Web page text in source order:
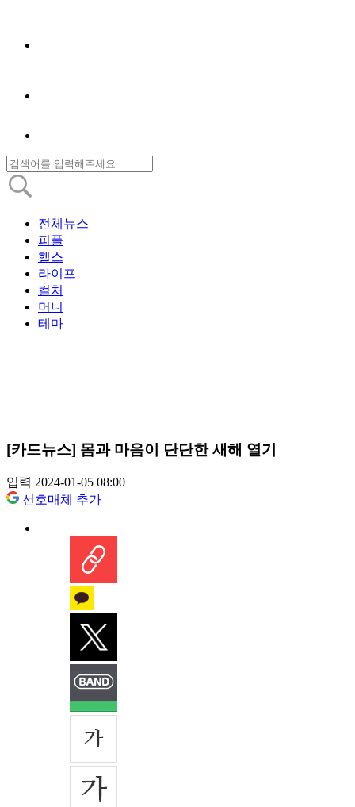
전체뉴스
피플
헬스
라이프
컬처
머니
테마
[카드뉴스] 몸과 마음이 단단한 새해 열기
입력 2024-01-05 08:00
선호매체 추가